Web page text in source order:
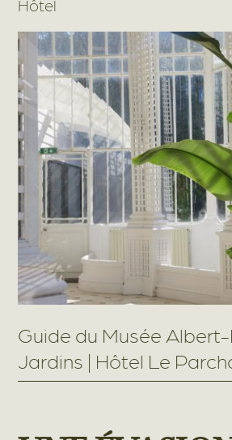
Hôtel
Guide du Musée Albert-
Jardins | Hôtel Le